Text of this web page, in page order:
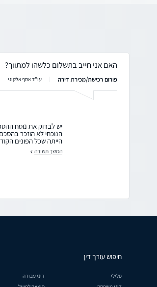
האם אני חייב בתשלום כלשהו למתווך?
פורום רכישת/מכירת דירה עו"ד אסף אלקוני
יש לבדוק את נוסח
הנוכחי לא הוזכר
הייתה שכל הפונים
המשך תשובה
חיפוש עורך דין
פלילי
דיני עבודה